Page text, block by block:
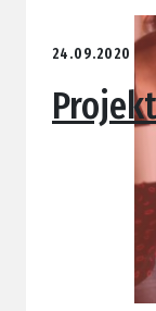
24.09.2020